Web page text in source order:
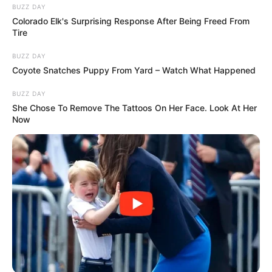
És talán éppen ez az, ami miatt 48 évesen is
ugyanúgy figyel rá az ország, mint akkor, amikor
BUZZ DAY
Colorado Elk's Surprising Response After Being Freed From
Tire
BUZZ DAY
Coyote Snatches Puppy From Yard – Watch What Happened
BUZZ DAY
She Chose To Remove The Tattoos On Her Face. Look At Her
Now